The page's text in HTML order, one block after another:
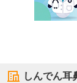
しんでん耳